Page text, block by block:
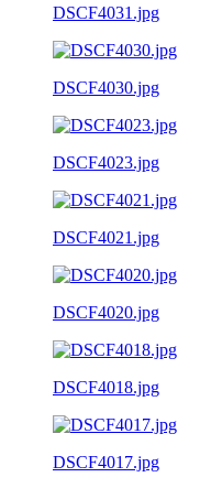
DSCF4031.jpg
DSCF4030.jpg
DSCF4023.jpg
DSCF4021.jpg
DSCF4020.jpg
DSCF4018.jpg
DSCF4017.jpg